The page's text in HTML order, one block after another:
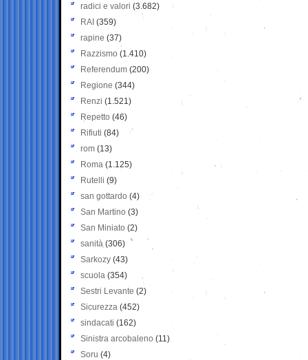
radici e valori (3.682)
RAI (359)
rapine (37)
Razzismo (1.410)
Referendum (200)
Regione (344)
Renzi (1.521)
Repetto (46)
Rifiuti (84)
rom (13)
Roma (1.125)
Rutelli (9)
san gottardo (4)
San Martino (3)
San Miniato (2)
sanità (306)
Sarkozy (43)
scuola (354)
Sestri Levante (2)
Sicurezza (452)
sindacati (162)
Sinistra arcobaleno (11)
Soru (4)